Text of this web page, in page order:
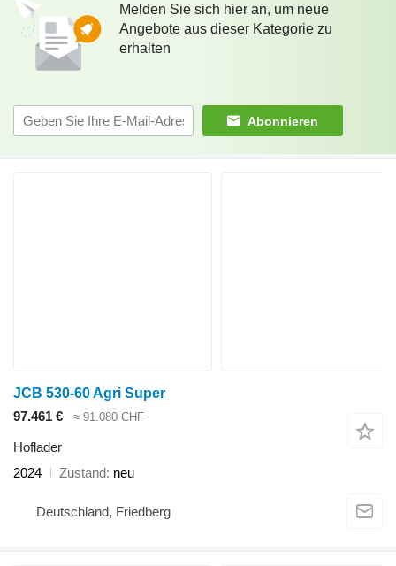
Melden Sie sich hier an, um neue
Angebote aus dieser Kategorie zu
erhalten
Abonnieren
JCB 530-60 Agri Super
97.461 €
≈ 91.080 CHF
Hoflader
2024
Zustand neu
Deutschland, Friedberg